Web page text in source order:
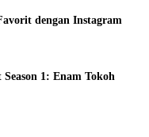
dengan Instagram
1: Enam Tokoh